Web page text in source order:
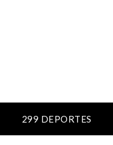
299 DEPORTES